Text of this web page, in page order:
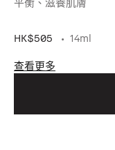
HK$505 14ml
查看更多